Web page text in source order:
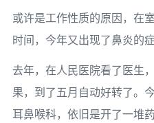
或许是工作性质的原因，在
时间，今年又出现了鼻炎的症
去年，在人民医院看了医生
果，到了五月自动好转了。
耳鼻喉科，依旧是开了一堆药